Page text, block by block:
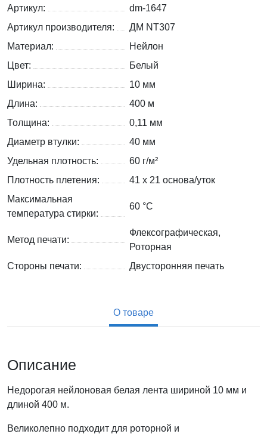
Артикул:
dm-1647
Артикул производителя:
ДМ NT307
Материал:
Нейлон
Цвет:
Белый
Ширина:
10 мм
Длина:
400 м
Толщина:
0,11 мм
Диаметр втулки:
40 мм
Удельная плотность:
60 г/м²
Плотность плетения:
41 х 21 основа/уток
Максимальная
температура стирки:
60 °C
Метод печати:
Флексографическая,
Роторная
Стороны печати:
Двусторонняя печать
О товаре
Описание
Недорогая нейлоновая белая лента шириной 10 мм и
длиной 400 м.
Великолепно подходит для роторной и